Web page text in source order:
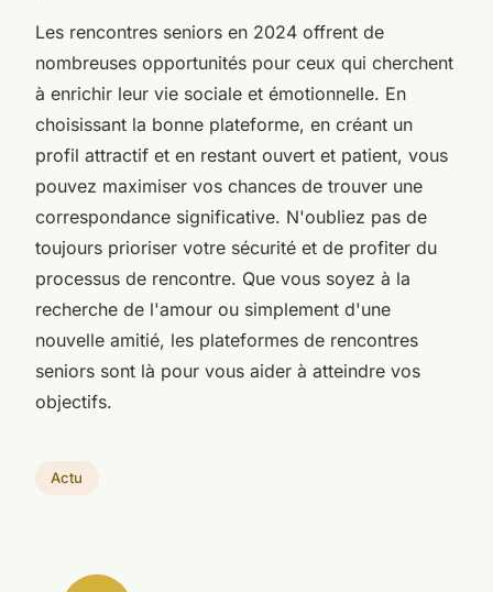
Les rencontres seniors en 2024 offrent de
nombreuses opportunités pour ceux qui cherchent
à enrichir leur vie sociale et émotionnelle. En
choisissant la bonne plateforme, en créant un
profil attractif et en restant ouvert et patient, vous
pouvez maximiser vos chances de trouver une
correspondance significative. N'oubliez pas de
toujours prioriser votre sécurité et de profiter du
processus de rencontre. Que vous soyez à la
recherche de l'amour ou simplement d'une
nouvelle amitié, les plateformes de rencontres
seniors sont là pour vous aider à atteindre vos
objectifs.
Actu